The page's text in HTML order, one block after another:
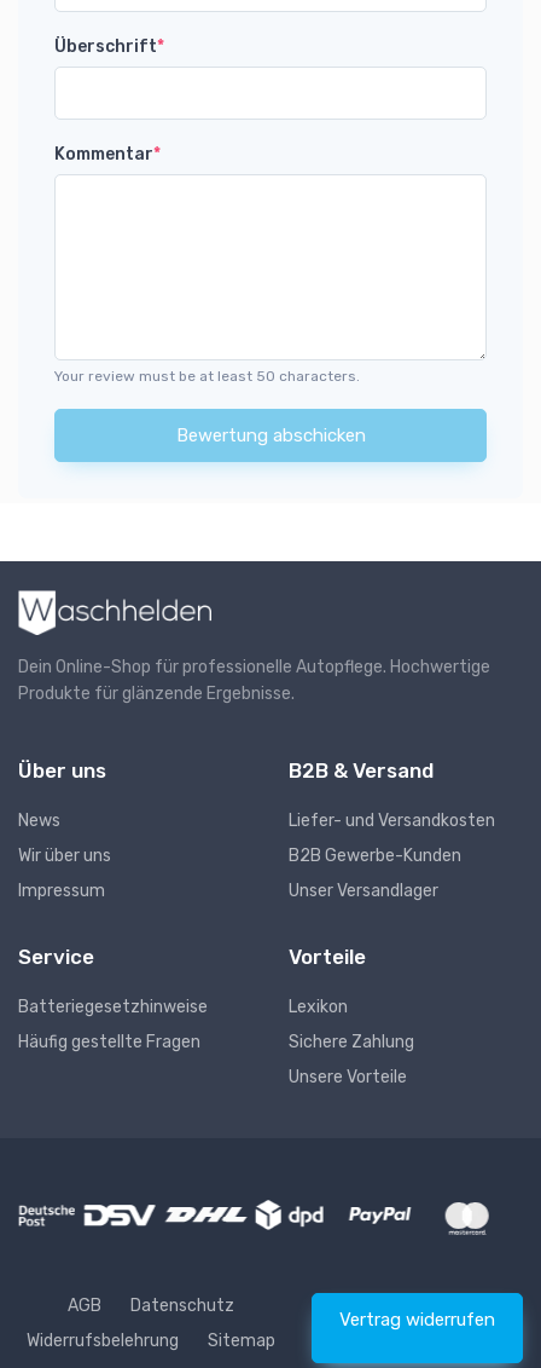
Überschrift*
Kommentar*
Your review must be at least 50 characters.
Bewertung abschicken
Dein Online-Shop für professionelle Autopflege. Hochwertige
Produkte für glänzende Ergebnisse.
Über uns
News
Wir über uns
Impressum
B2B & Versand
Liefer- und Versandkosten
B2B Gewerbe-Kunden
Unser Versandlager
Service
Batteriegesetzhinweise
Häufig gestellte Fragen
Vorteile
Lexikon
Sichere Zahlung
Unsere Vorteile
AGB
Datenschutz
Widerrufsbelehrung
Sitemap
Vertrag widerrufen